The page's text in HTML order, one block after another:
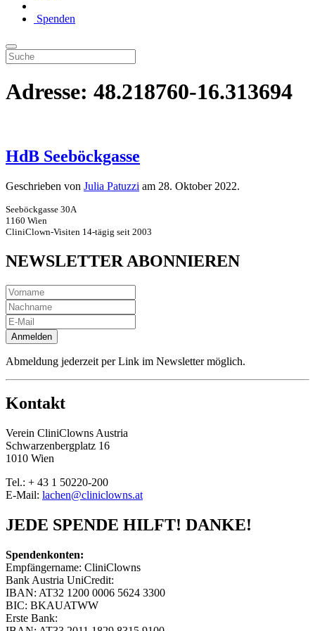
Spenden
Adresse: 48.218760-16.313694
HdB Seeböckgasse
Geschrieben von Julia Patuzzi am 28. Oktober 2022.
Seeböckgasse 30A
1160 Wien
CliniClown-Visiten 14-tägig seit 2003
NEWSLETTER ABONNIEREN
Anmelden
Abmeldung jederzeit per Link im Newsletter möglich.
Kontakt
Verein CliniClowns Austria
Schwarzenbergplatz 16
1010 Wien
Tel.: + 43 1 50220-200
E-Mail: lachen@cliniclowns.at
JEDE SPENDE HILFT! DANKE!
Spendenkonten:
Empfängername: CliniClowns
Bank Austria UniCredit:
IBAN: AT32 1200 0006 5624 3300
BIC: BKAUATWW
Erste Bank: